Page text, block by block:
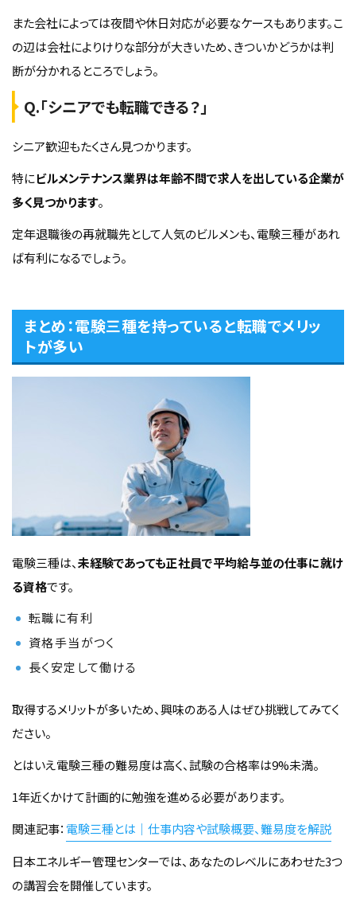
また会社によっては夜間や休日対応が必要なケースもあります。こ
の辺は会社によりけりな部分が大きいため、きついかどうかは判
断が分かれるところでしょう。
Q.「シニアでも転職できる？」
シニア歓迎もたくさん見つかります。
特にビルメンテナンス業界は年齢不問で求人を出している企業が
多く見つかります。
定年退職後の再就職先として人気のビルメンも、電験三種があれ
ば有利になるでしょう。
まとめ：電験三種を持っていると転職でメリッ
トが多い
電験三種は、未経験であっても正社員で平均給与並の仕事に就け
る資格です。
転職に有利
資格手当がつく
長く安定して働ける
取得するメリットが多いため、興味のある人はぜひ挑戦してみてく
ださい。
とはいえ電験三種の難易度は高く、試験の合格率は9%未満。
1年近くかけて計画的に勉強を進める必要があります。
関連記事： 電験三種とは｜仕事内容や試験概要、難易度を解説
日本エネルギー管理センターでは、あなたのレベルにあわせた3つ
の講習会を開催しています。